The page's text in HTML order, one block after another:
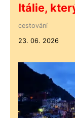
Itálie,
cestování
23. 06. 2026